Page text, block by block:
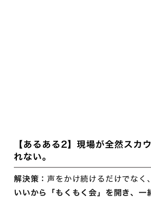
【あるある2】現場が全然スカ
れない。
解決策：声をかけ続けるだけでなく、
いいから「もくもく会」を開き、一